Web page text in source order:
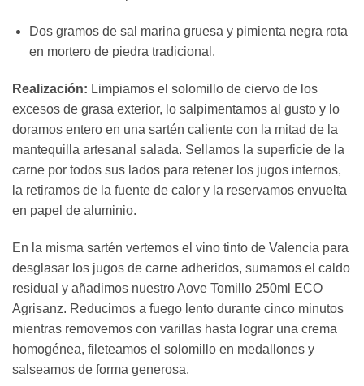
Dos gramos de sal marina gruesa y pimienta negra rota
en mortero de piedra tradicional.
Realización: Limpiamos el solomillo de ciervo de los
excesos de grasa exterior, lo salpimentamos al gusto y lo
doramos entero en una sartén caliente con la mitad de la
mantequilla artesanal salada. Sellamos la superficie de la
carne por todos sus lados para retener los jugos internos,
la retiramos de la fuente de calor y la reservamos envuelta
en papel de aluminio.
En la misma sartén vertemos el vino tinto de Valencia para
desglasar los jugos de carne adheridos, sumamos el caldo
residual y añadimos nuestro Aove Tomillo 250ml ECO
Agrisanz. Reducimos a fuego lento durante cinco minutos
mientras removemos con varillas hasta lograr una crema
homogénea, fileteamos el solomillo en medallones y
salseamos de forma generosa.